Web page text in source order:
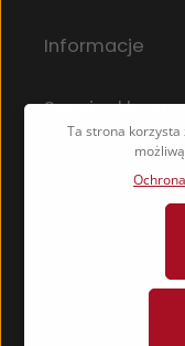
Informacje
Serwis sklepu
Ta strona korzysta